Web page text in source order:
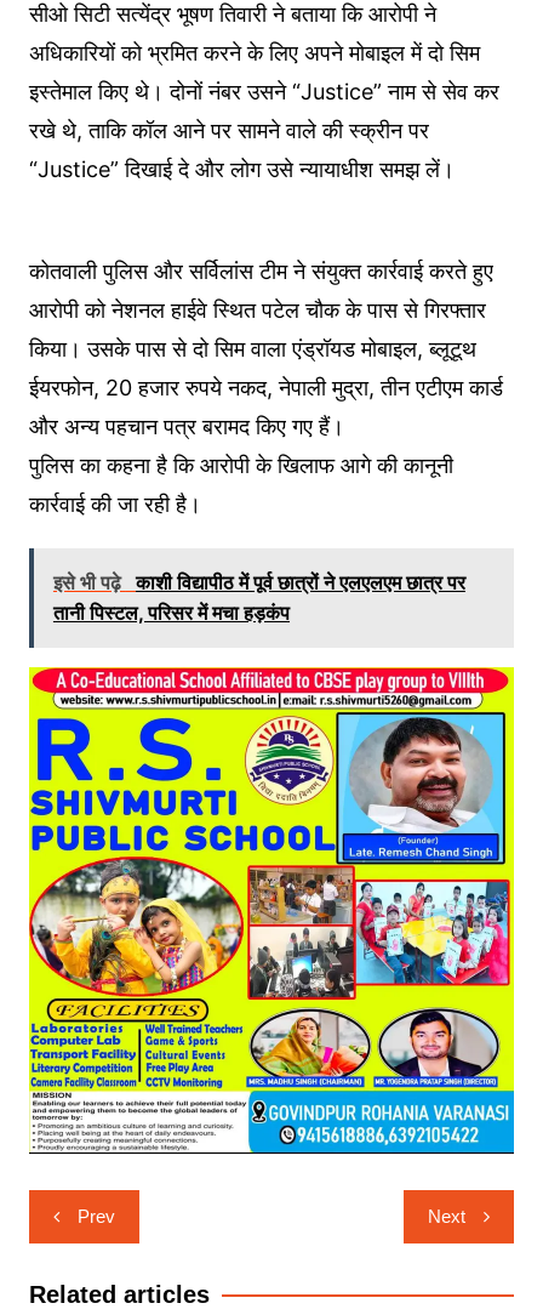
सीओ सिटी सत्येंद्र भूषण तिवारी ने बताया कि आरोपी ने
अधिकारियों को भ्रमित करने के लिए अपने मोबाइल में दो सिम
इस्तेमाल किए थे। दोनों नंबर उसने “Justice” नाम से सेव कर
रखे थे, ताकि कॉल आने पर सामने वाले की स्क्रीन पर
“Justice” दिखाई दे और लोग उसे न्यायाधीश समझ लें।
कोतवाली पुलिस और सर्विलांस टीम ने संयुक्त कार्रवाई करते हुए
आरोपी को नेशनल हाईवे स्थित पटेल चौक के पास से गिरफ्तार
किया। उसके पास से दो सिम वाला एंड्रॉयड मोबाइल, ब्लूटूथ
ईयरफोन, 20 हजार रुपये नकद, नेपाली मुद्रा, तीन एटीएम कार्ड
और अन्य पहचान पत्र बरामद किए गए हैं।
पुलिस का कहना है कि आरोपी के खिलाफ आगे की कानूनी
कार्रवाई की जा रही है।
इसे भी पढ़े काशी विद्यापीठ में पूर्व छात्रों ने एलएलएम छात्र पर
तानी पिस्टल, परिसर में मचा हड़कंप
Post
navigation
Prev Next
Related articles